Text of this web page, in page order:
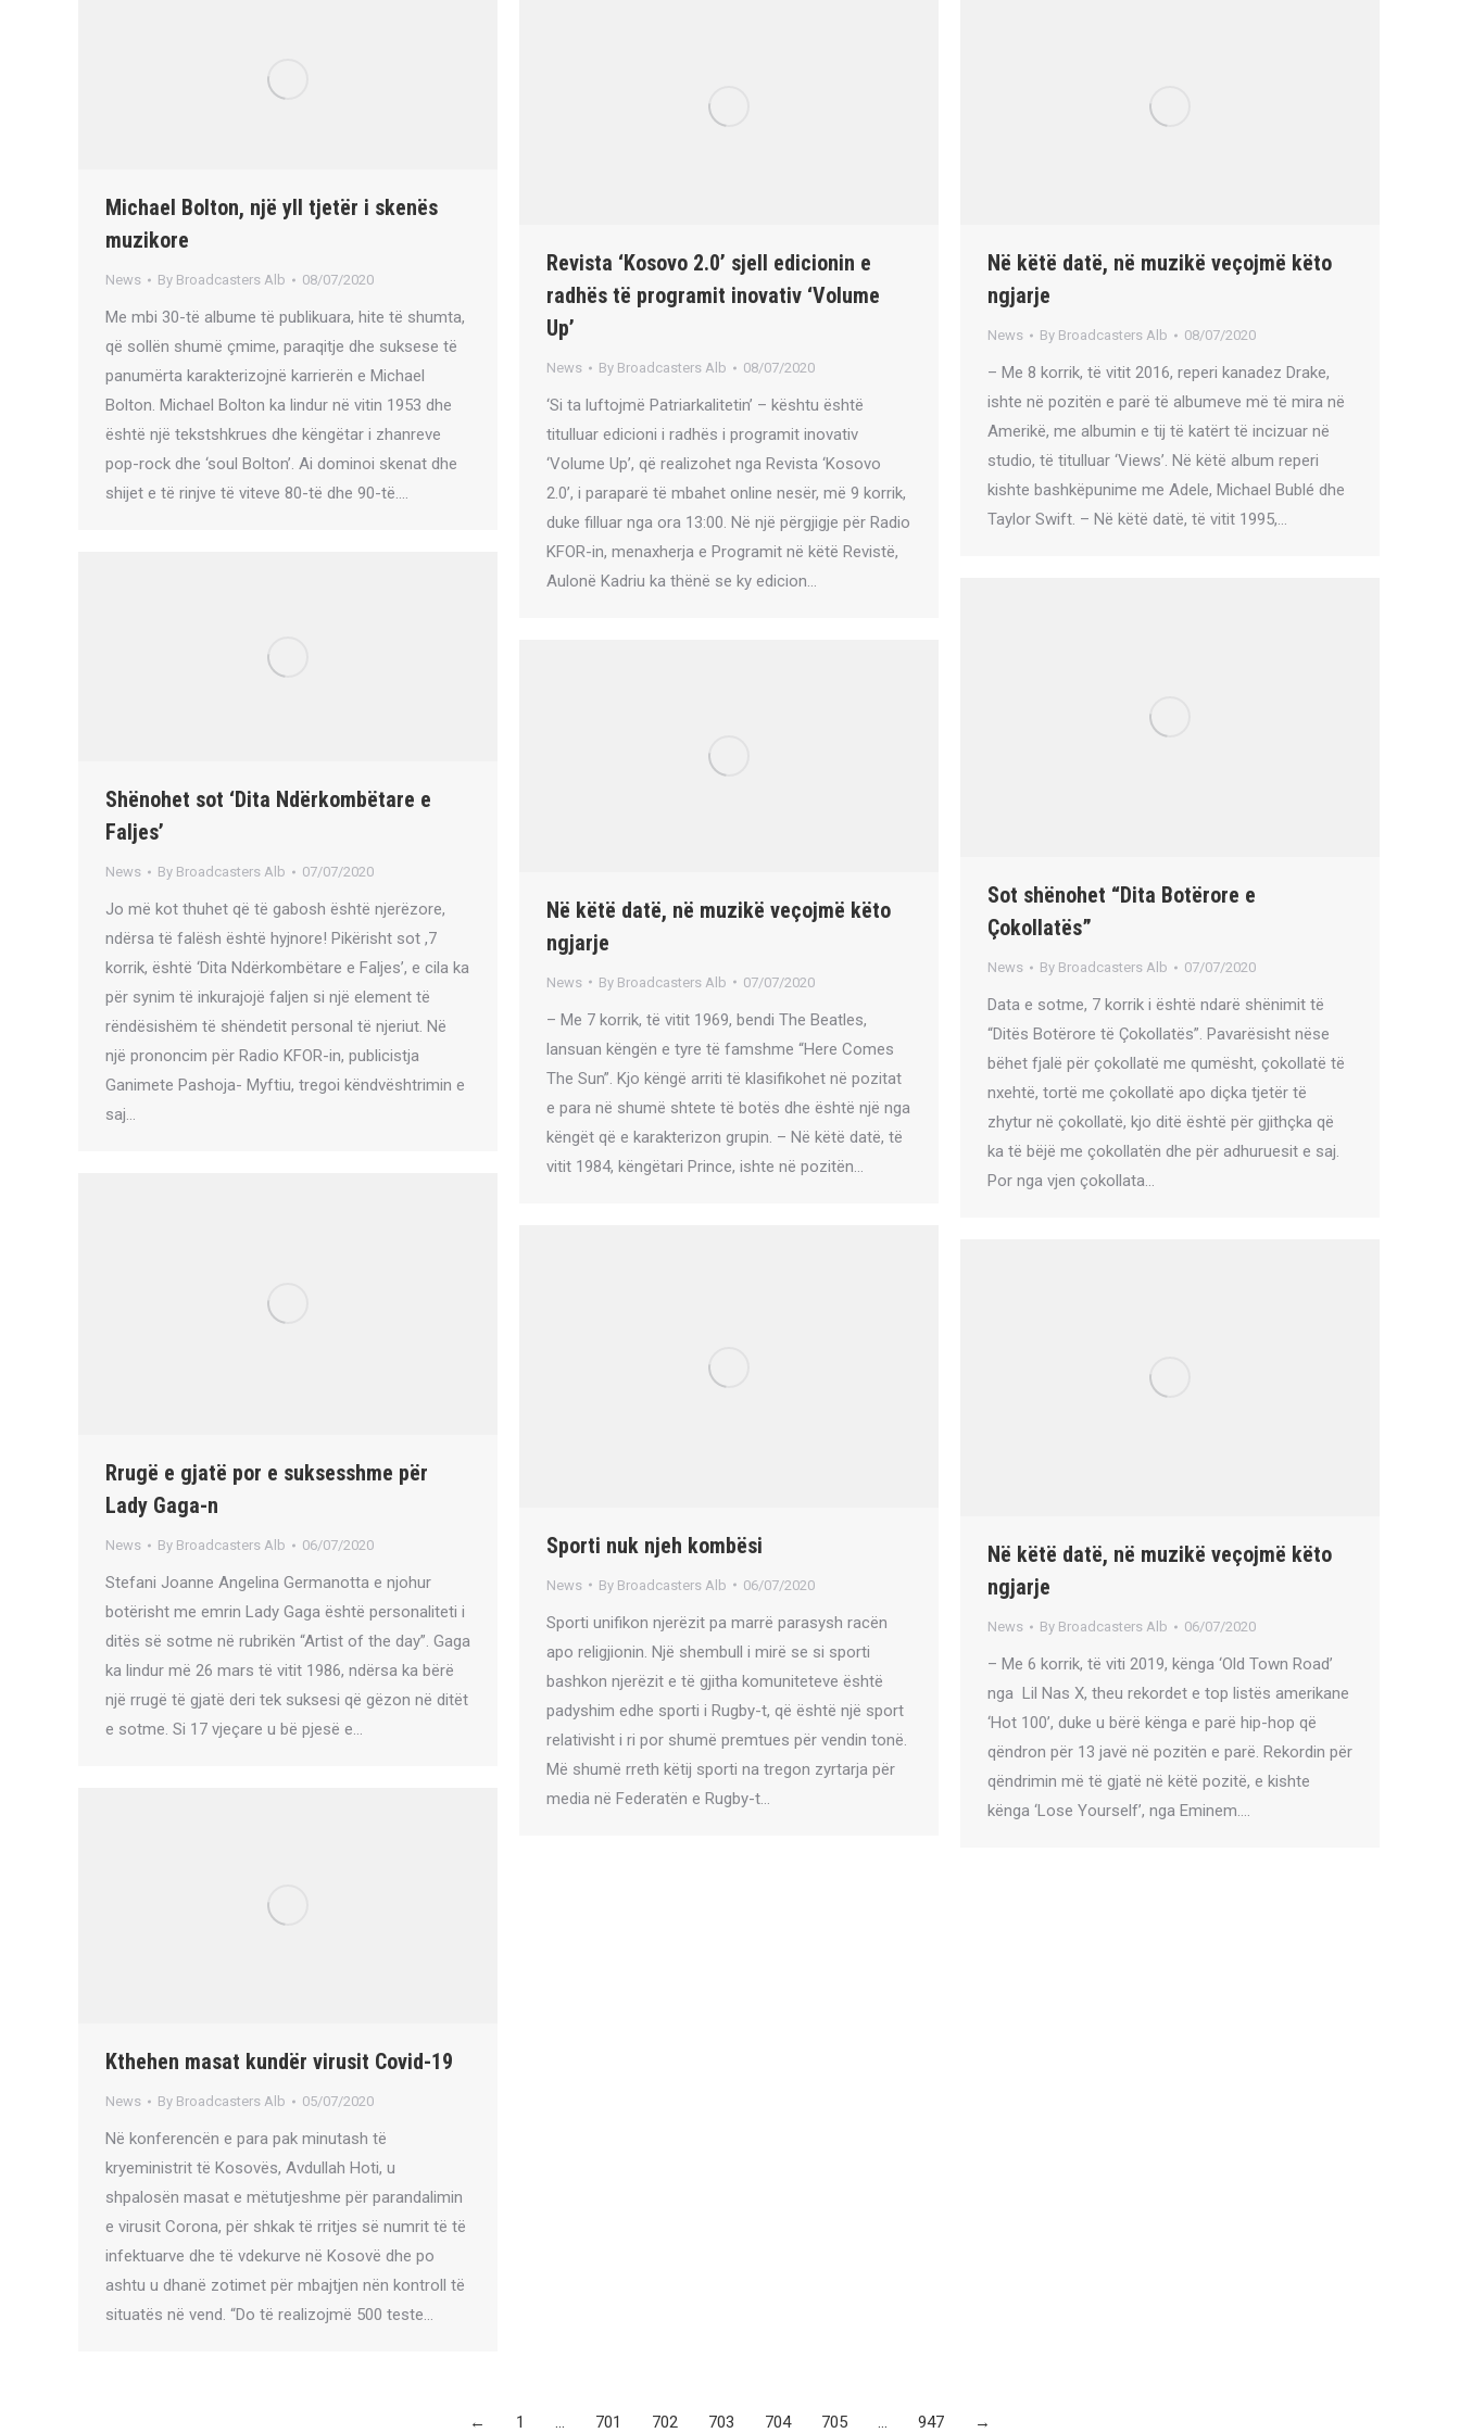
Michael Bolton, një yll tjetër i skenës
muzikore
News By Broadcasters Alb 08/07/2020
Me mbi 30-të albume të publikuara, hite të shumta,
që sollën shumë çmime, paraqitje dhe suksese të
panumërta karakterizojnë karrierën e Michael
Bolton. Michael Bolton ka lindur në vitin 1953 dhe
është një tekstshkrues dhe këngëtar i zhanreve
pop-rock dhe ‘soul Bolton’. Ai dominoi skenat dhe
shijet e të rinjve të viteve 80-të dhe 90-të.…
Revista ‘Kosovo 2.0’ sjell edicionin e
radhës të programit inovativ ‘Volume
Up’
News By Broadcasters Alb 08/07/2020
‘Si ta luftojmë Patriarkalitetin’ – kështu është
titulluar edicioni i radhës i programit inovativ
‘Volume Up’, që realizohet nga Revista ‘Kosovo
2.0’, i paraparë të mbahet online nesër, më 9 korrik,
duke filluar nga ora 13:00. Në një përgjigje për Radio
KFOR-in, menaxherja e Programit në këtë Revistë,
Aulonë Kadriu ka thënë se ky edicion…
Në këtë datë, në muzikë veçojmë këto
ngjarje
News By Broadcasters Alb 08/07/2020
– Me 8 korrik, të vitit 2016, reperi kanadez Drake,
ishte në pozitën e parë të albumeve më të mira në
Amerikë, me albumin e tij të katërt të incizuar në
studio, të titulluar ‘Views’. Në këtë album reperi
kishte bashkëpunime me Adele, Michael Bublé dhe
Taylor Swift. – Në këtë datë, të vitit 1995,…
Shënohet sot ‘Dita Ndërkombëtare e
Faljes’
News By Broadcasters Alb 07/07/2020
Jo më kot thuhet që të gabosh është njerëzore,
ndërsa të falësh është hyjnore! Pikërisht sot ,7
korrik, është ‘Dita Ndërkombëtare e Faljes’, e cila ka
për synim të inkurajojë faljen si një element të
rëndësishëm të shëndetit personal të njeriut. Në
një prononcim për Radio KFOR-in, publicistja
Ganimete Pashoja- Myftiu, tregoi këndvështrimin e
saj…
Sot shënohet “Dita Botërore e
Çokollatës”
News By Broadcasters Alb 07/07/2020
Data e sotme, 7 korrik i është ndarë shënimit të
“Ditës Botërore të Çokollatës”. Pavarësisht nëse
bëhet fjalë për çokollatë me qumësht, çokollatë të
nxehtë, tortë me çokollatë apo diçka tjetër të
zhytur në çokollatë, kjo ditë është për gjithçka që
ka të bëjë me çokollatën dhe për adhuruesit e saj.
Por nga vjen çokollata…
Në këtë datë, në muzikë veçojmë këto
ngjarje
News By Broadcasters Alb 07/07/2020
– Me 7 korrik, të vitit 1969, bendi The Beatles,
lansuan këngën e tyre të famshme “Here Comes
The Sun”. Kjo këngë arriti të klasifikohet në pozitat
e para në shumë shtete të botës dhe është një nga
këngët që e karakterizon grupin. – Në këtë datë, të
vitit 1984, këngëtari Prince, ishte në pozitën…
Rrugë e gjatë por e suksesshme për
Lady Gaga-n
News By Broadcasters Alb 06/07/2020
Stefani Joanne Angelina Germanotta e njohur
botërisht me emrin Lady Gaga është personaliteti i
ditës së sotme në rubrikën “Artist of the day”. Gaga
ka lindur më 26 mars të vitit 1986, ndërsa ka bërë
një rrugë të gjatë deri tek suksesi që gëzon në ditët
e sotme. Si 17 vjeçare u bë pjesë e…
Sporti nuk njeh kombësi
News By Broadcasters Alb 06/07/2020
Sporti unifikon njerëzit pa marrë parasysh racën
apo religjionin. Një shembull i mirë se si sporti
bashkon njerëzit e të gjitha komuniteteve është
padyshim edhe sporti i Rugby-t, që është një sport
relativisht i ri por shumë premtues për vendin tonë.
Më shumë rreth këtij sporti na tregon zyrtarja për
media në Federatën e Rugby-t…
Në këtë datë, në muzikë veçojmë këto
ngjarje
News By Broadcasters Alb 06/07/2020
– Me 6 korrik, të viti 2019, kënga ‘Old Town Road’
nga Lil Nas X, theu rekordet e top listës amerikane
‘Hot 100’, duke u bërë kënga e parë hip-hop që
qëndron për 13 javë në pozitën e parë. Rekordin për
qëndrimin më të gjatë në këtë pozitë, e kishte
kënga ‘Lose Yourself’, nga Eminem.…
Kthehen masat kundër virusit Covid-19
News By Broadcasters Alb 05/07/2020
Në konferencën e para pak minutash të
kryeministrit të Kosovës, Avdullah Hoti, u
shpalosën masat e mëtutjeshme për parandalimin
e virusit Corona, për shkak të rritjes së numrit të të
infektuarve dhe të vdekurve në Kosovë dhe po
ashtu u dhanë zotimet për mbajtjen nën kontroll të
situatës në vend. “Do të realizojmë 500 teste…
← 1 … 701 702 703 704 705 … 947 →